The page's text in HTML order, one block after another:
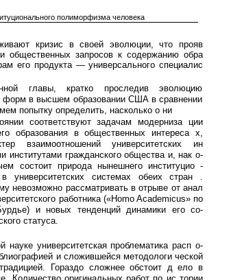
полиморфизма человека
кризис в своей эволюции, что прояв
общественных запросов к содержанию обра
его продукта — универсального специалис
главы, кратко проследив эволюцию
форм в высшем образовании США в сравнении
попытку определить, насколько о ни
соответствуют задачам модерниза ции
образования в общественных интереса х,
взаимоотношений университетских ин
институтами гражданского общества и, нак о-
состоит природа нынешнего институцио -
в университетских системах обеих стран .
невозможно рассматривать в отрыве от анал
работника («Homo Academicus» по
и новых тенденций динамики его со-
статуса.
науке университетская проблематика расп о-
и сложившейся методологи ческой
Гораздо сложнее обстоит д ело в